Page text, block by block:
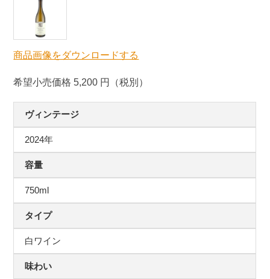
商品画像をダウンロードする
希望小売価格 5,200 円（税別）
ヴィンテージ
2024年
容量
750ml
タイプ
白ワイン
味わい